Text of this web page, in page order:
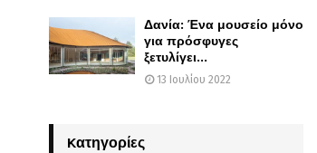
Δανία: Ένα μουσείο μόνο
για πρόσφυγες
ξετυλίγει...
13 Ιουλίου 2022
Kατηγορίες